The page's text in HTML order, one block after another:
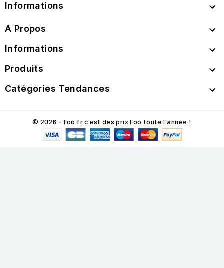
Informations 
A Propos 
Informations 
Produits 
Catégories Tendances 
© 2026 - Foo.fr c'est des prix Foo toute l'année !